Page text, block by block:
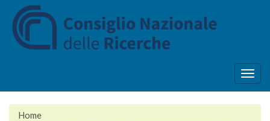
Home